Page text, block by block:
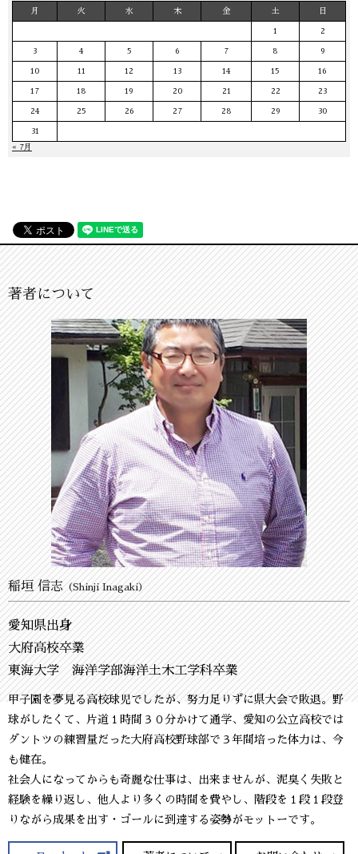
月 火 水 木 金 土 日
1 2
3 4 5 6 7 8 9
10 11 12 13 14 15 16
17 18 19 20 21 22 23
24 25 26 27 28 29 30
31
« 7月
著者について
稲垣 信志（Shinji Inagaki）
愛知県出身
大府高校卒業
東海大学 海洋学部海洋土木工学科卒業
甲子園を夢見る高校球児でしたが、努力足りずに県大会で敗退。野
球がしたくて、片道１時間３０分かけて通学、愛知の公立高校では
ダントツの練習量だった大府高校野球部で３年間培った体力は、今
も健在。
社会人になってからも奇麗な仕事は、出来ませんが、泥臭く失敗と
経験を繰り返し、他人より多くの時間を費やし、階段を１段１段登
りながら成果を出す・ゴールに到達する姿勢がモットーです。